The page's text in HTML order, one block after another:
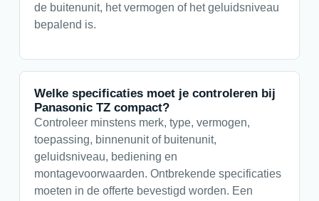
de buitenunit, het vermogen of het geluidsniveau
bepalend is.
Welke specificaties moet je controleren bij
Panasonic TZ compact?
Controleer minstens merk, type, vermogen,
toepassing, binnenunit of buitenunit,
geluidsniveau, bediening en
montagevoorwaarden. Ontbrekende specificaties
moeten in de offerte bevestigd worden. Een